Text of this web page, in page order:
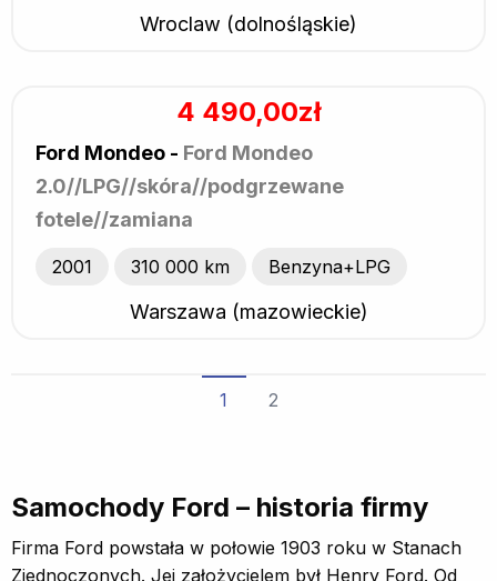
Wroclaw (dolnośląskie)
4 490,00zł
Ford Mondeo - Ford Mondeo
2.0//LPG//skóra//podgrzewane
fotele//zamiana
2001 310 000 km Benzyna+LPG
Warszawa (mazowieckie)
1 2
Samochody Ford – historia firmy
Firma Ford powstała w połowie 1903 roku w Stanach
Zjednoczonych. Jej założycielem był Henry Ford. Od